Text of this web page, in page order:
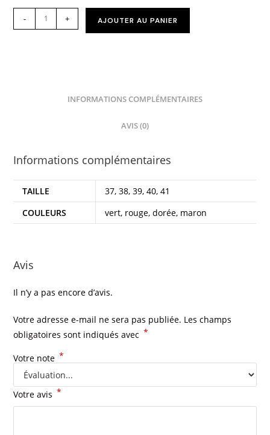
- + AJOUTER AU PANIER
INFORMATIONS COMPLÉMENTAIRES
AVIS (0)
Informations complémentaires
TAILLE
37, 38, 39, 40, 41
COULEURS
vert, rouge, dorée, maron
Avis
Il n’y a pas encore d’avis.
Votre adresse e-mail ne sera pas publiée. Les champs
obligatoires sont indiqués avec *
Votre note *
Votre avis *